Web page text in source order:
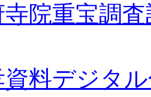
院重宝調
資料デジタ